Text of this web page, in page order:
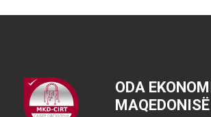
ODA